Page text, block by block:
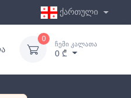
ქართული
0
ჩემი კალათა
0 ₾